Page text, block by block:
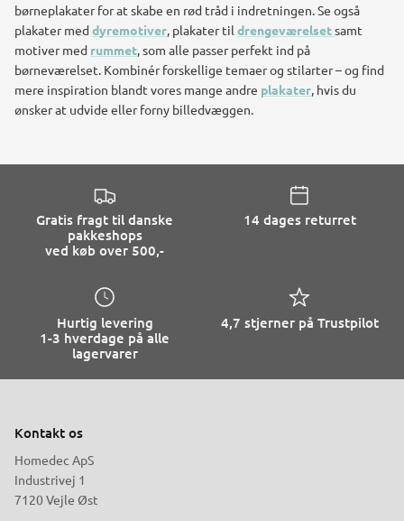
børneplakater for at skabe en rød tråd i indretningen. Se også
plakater meddyremotiver, plakater til drengeværelsetsamt
motiver med rummet, som alle passer perfekt ind på
børneværelset. Kombinér forskellige temaer og stilarter – og find
mere inspiration blandt vores mange andre plakater, hvis du
ønsker at udvide eller forny billedvæggen.
Gratis fragt til danske
pakkeshops
ved køb over 500,-
14 dages returret
Hurtig levering
1-3 hverdage på alle
lagervarer
4,7 stjerner på Trustpilot
Kontakt os
Homedec ApS
Industrivej 1
7120 Vejle Øst